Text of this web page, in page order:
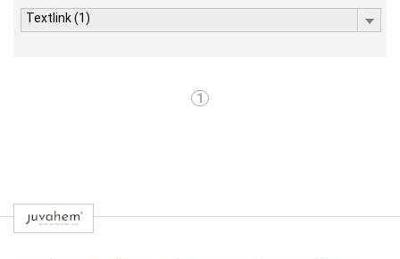
Textlink (1)
1